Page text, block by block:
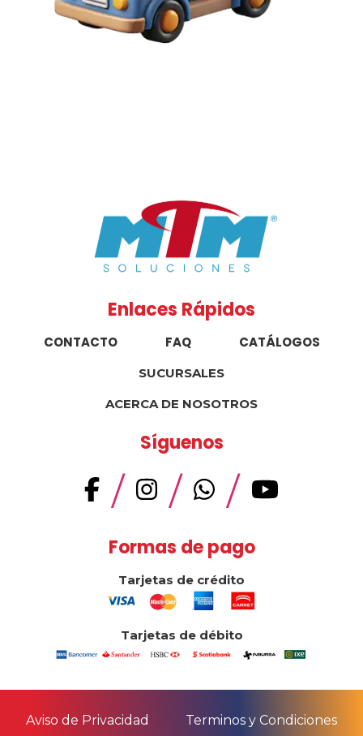
Enlaces Rápidos
CONTACTO FAQ CATÁLOGOS
SUCURSALES
ACERCA DE NOSOTROS
Síguenos
/ / /
Formas de pago
Tarjetas de crédito
Tarjetas de débito
Aviso de Privacidad Terminos y Condiciones